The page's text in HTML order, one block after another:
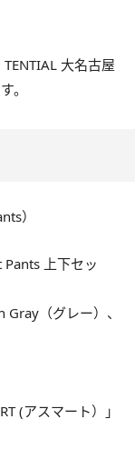
大名古屋
。
）
上下セッ
（グレー）、
(アスマート）」